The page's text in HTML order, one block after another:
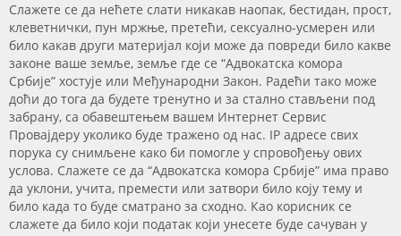
Слажете се да нећете слати никакав наопак, бестидан, прост,
клеветнички, пун мржње, претећи, сексуално-усмерен или
било какав други материјал који може да повреди било какве
законе ваше земље, земље где се “Адвокатска комора
Србије” хостује или Међународни Закон. Радећи тако може
доћи до тога да будете тренутно и за стално стављени под
забрану, са обавештењем вашем Интернет Сервис
Провајдеру уколико буде тражено од нас. IP адресе свих
порука су снимљене како би помогле у спровођењу ових
услова. Слажете се да “Адвокатска комора Србије” има право
да уклони, учита, премести или затвори било коју тему и
било када то буде сматрано за сходно. Као корисник се
слажете да било који податак који унесете буде сачуван у